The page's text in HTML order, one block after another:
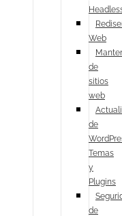
Web
de
sitios
web
de
Temas
y
Plugins
de